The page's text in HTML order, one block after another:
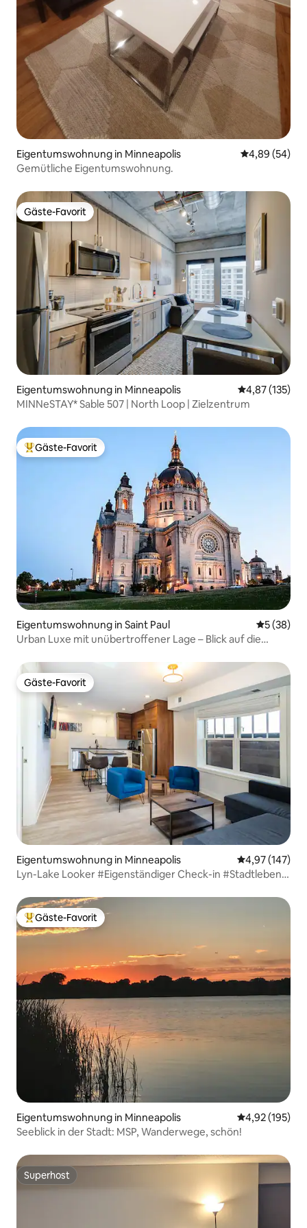
Eigentumswohnung in Minneapolis
4,89 (54)
Gemütliche Eigentumswohnung.
Gäste-Favorit
Gäste-Favorit
Eigentumswohnung in Minneapolis
4,87 (135)
MINNeSTAY* Sable 507 | North Loop | Zielzentrum
Beliebter Gäste-Favorit.
Gäste-Favorit
Eigentumswohnung in Saint Paul
5 (38)
Urban Luxe mit unübertroffener Lage – Blick auf die
Gäste-Favorit
Gäste-Favorit
Eigentumswohnung in Minneapolis
4,97 (147)
Lyn-Lake Looker #Eigenständiger Check-in #Stadtleben
Beliebter Gäste-Favorit.
Gäste-Favorit
Eigentumswohnung in Minneapolis
4,92 (195)
Seeblick in der Stadt: MSP, Wanderwege, schön!
Superhost
Superhost